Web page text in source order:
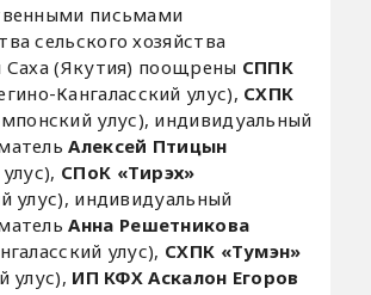
письмами
сельского хозяйства
Саха (Якутия) поощрены СППК
Кангаласский улус), СХПК
улус), индивидуальный
Алексей Птицын
СПоК «Тирэх»
улус), индивидуальный
Анна Решетникова
улус), СХПК «Тумэн»
улус), ИП КФХ Аскалон Егоров